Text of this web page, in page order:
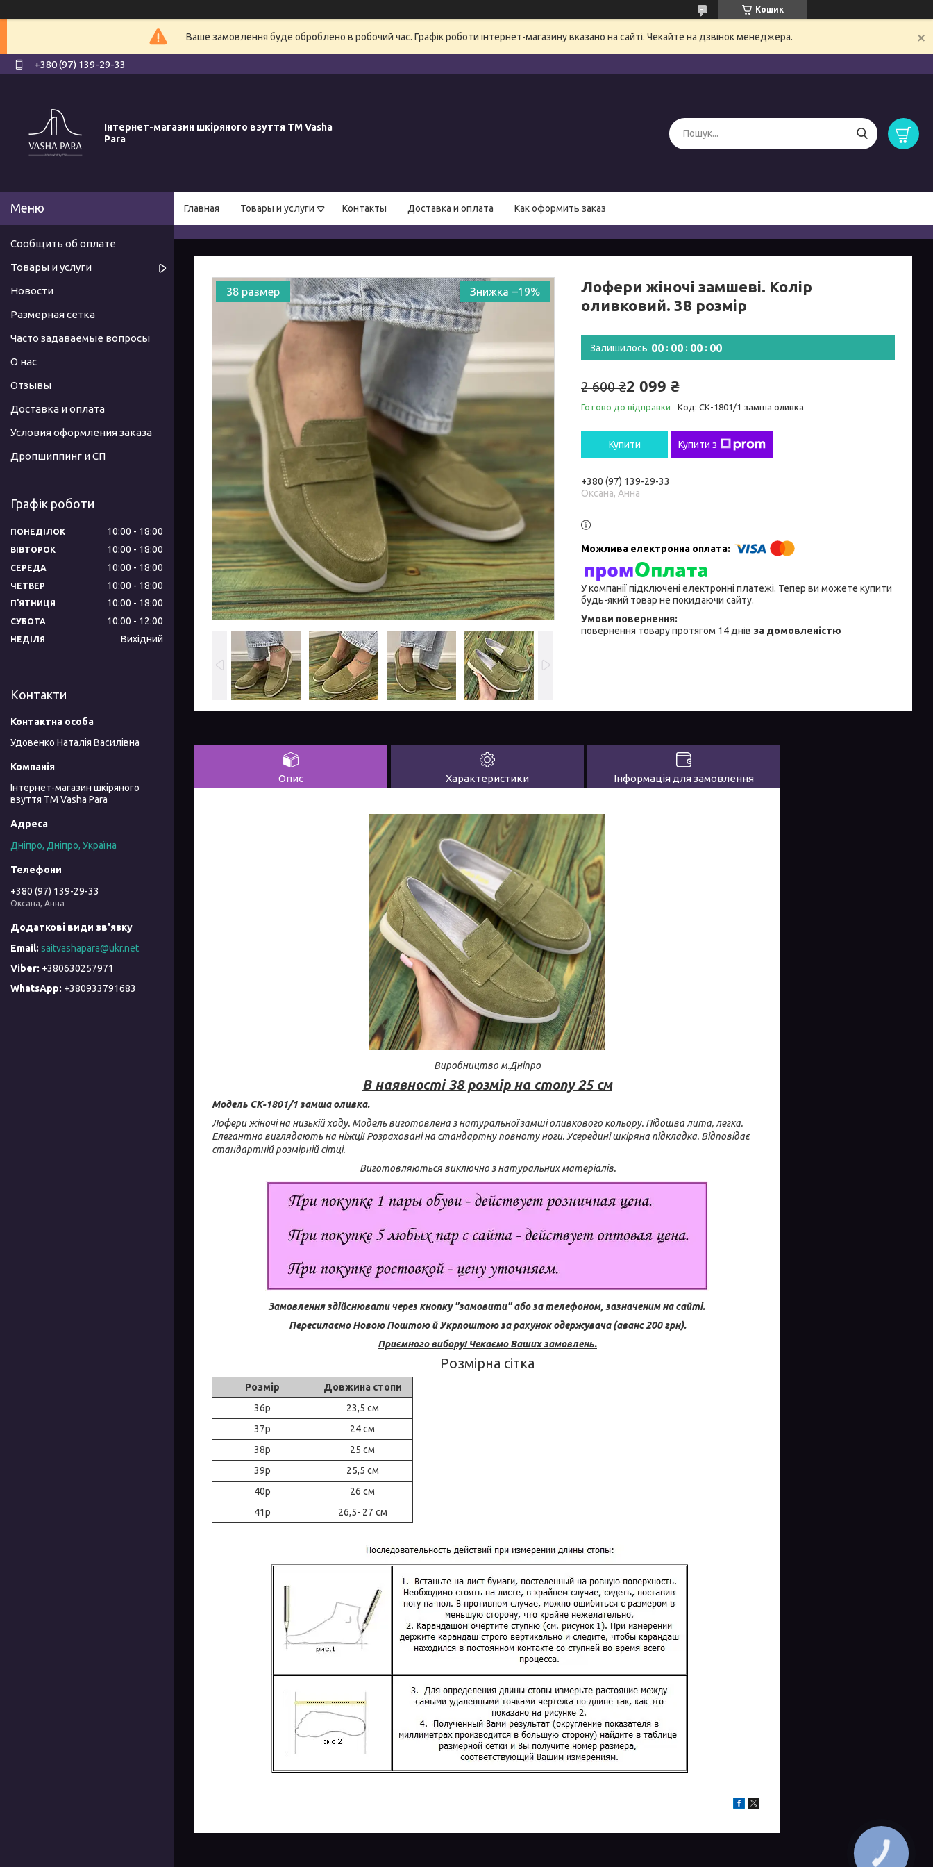
Кошик
Ваше замовлення буде оброблено в робочий час. Графік роботи інтернет-магазину вказано на сайті. Чекайте на дзвінок менеджера.
+380 (97) 139-29-33
Інтернет-магазин шкіряного взуття ТМ Vasha
Para
Главная Товары и услуги Контакты Доставка и оплата Как оформить заказ
38 размер –19%
Лофери жіночі замшеві. Колір
оливковий. 38 розмір
Залишилось 00 00 00 00
2 600 ₴2 099 ₴
Готово до відправки Код: СК-1801/1 замша оливка
Купити Купити з
+380 (97) 139-29-33
Оксана, Анна
У компанії підключені електронні платежі. Тепер ви можете купити
будь-який товар не покидаючи сайту.
повернення товару протягом 14 днів за домовленістю
Опис Характеристики Інформація для замовлення
Виробництво м.Дніпро
В наявності 38 розмір на стопу 25 см
Модель СК-1801/1 замша оливка.
Лофери жіночі на низькій ходу. Модель виготовлена з натуральної замші оливкового кольору. Підошва лита, легка.
Елегантно виглядають на ніжці! Розраховані на стандартну повноту ноги. Усередині шкіряна підкладка. Відповідає
стандартній розмірній сітці.
Виготовляються виключно з натуральних матеріалів.
Замовлення здійснювати через кнопку "замовити" або за телефоном, зазначеним на сайті.
Пересилаємо Новою Поштою й Укрпоштою за рахунок одержувача (аванс 200 грн).
Приємного вибору! Чекаємо Ваших замовлень.
Розмірна сітка
Розмір
Довжина стопи
36р
23,5 см
37р
24 см
38р
25 см
39р
25,5 см
40р
26 см
41р
26,5- 27 см
Сообщить об оплате
Товары и услуги
Новости
Размерная сетка
Часто задаваемые вопросы
О нас
Отзывы
Доставка и оплата
Условия оформления заказа
Дропшиппинг и СП
Графік роботи
ПОНЕДІЛОК 10:00 18:00
ВІВТОРОК 10:00 18:00
СЕРЕДА 10:00 18:00
ЧЕТВЕР 10:00 18:00
ПʼЯТНИЦЯ 10:00 18:00
СУБОТА 10:00 12:00
НЕДІЛЯ Вихідний
Контакти
Удовенко Наталія Василівна
Інтернет-магазин шкіряного
взуття ТМ Vasha Para
Дніпро, Дніпро, Україна
+380 (97) 139-29-33
Оксана, Анна
saitvashapara@ukr.net
+380630257971
+380933791683